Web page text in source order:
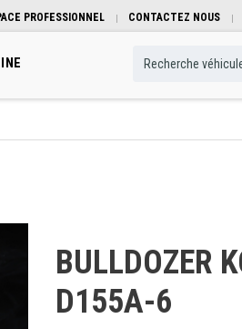
PROFESSIONNEL CONTACTEZ NOUS
BULLDOZER
D155A-6